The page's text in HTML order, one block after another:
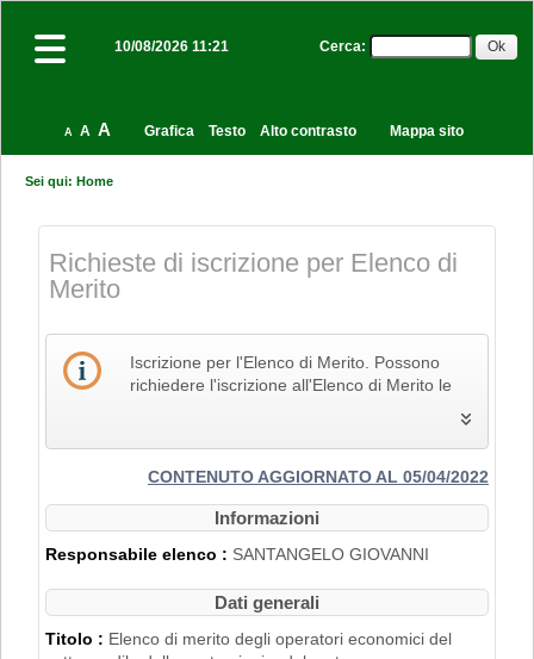
10/08/2026 11:21 Cerca:
A A A Grafica Testo Alto contrasto Mappa sito
Sei qui: Home
Richieste di iscrizione per Elenco di
Merito
Iscrizione per l'Elenco di Merito. Possono
richiedere l'iscrizione all'Elenco di Merito le
e che pertanto siano in possesso dei Codici
Identificativi Ateco relativi alle lettere F e R, di
classificazione delle attività economiche Ateco
2007".
L'iscrizione nell'Elenco di Merito è inoltre
subordinata al possesso dei requisiti
disciplinati conDelibera di Giunta
Regionale n. 2153 del 22/11/2019.
CONTENUTO AGGIORNATO AL 05/04/2022
Informazioni
Responsabile elenco : SANTANGELO GIOVANNI
Dati generali
Titolo : Elenco di merito degli operatori economici del